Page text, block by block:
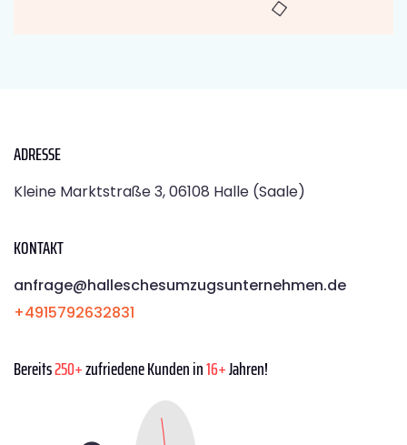
ADRESSE
Kleine Marktstraße 3, 06108 Halle (Saale)
KONTAKT
anfrage@halleschesumzugsunternehmen.de
+4915792632831
Bereits250+zufriedene Kunden in16+Jahren!